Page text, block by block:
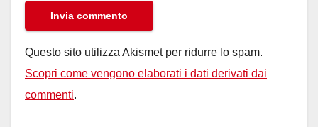
Questo sito utilizza Akismet per ridurre lo spam.
Scopri come vengono elaborati i dati derivati dai
commenti.